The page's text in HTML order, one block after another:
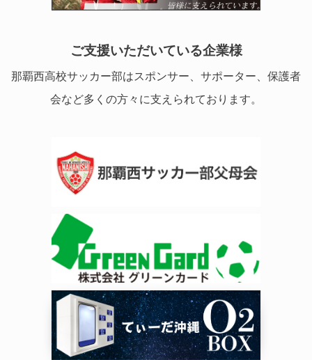
ご支援いただいている企業様
那覇西高校サッカー部はスポンサー、サポーター、保護者
会など多くの方々に支えられております。